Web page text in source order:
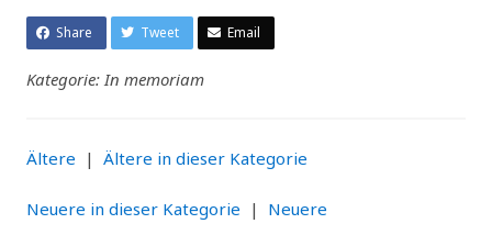
Share Tweet Email
Kategorie: In memoriam
Ältere | Ältere in dieser Kategorie
Neuere in dieser Kategorie | Neuere